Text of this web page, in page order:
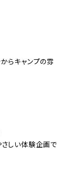
らキャンプの雰
さしい体験企画で